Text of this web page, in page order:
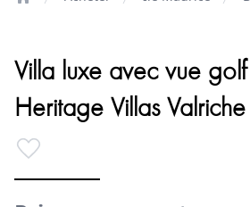
Villa luxe avec vue
Heritage Villas